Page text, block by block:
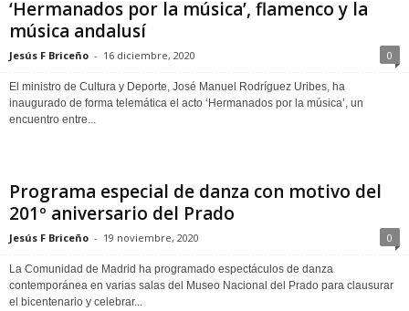
‘Hermanados por la música’, flamenco y la
música andalusí
Jesús F Briceño - 16 diciembre, 2020 0
El ministro de Cultura y Deporte, José Manuel Rodríguez Uribes, ha
inaugurado de forma telemática el acto ‘Hermanados por la música’, un
encuentro entre...
Programa especial de danza con motivo del
201º aniversario del Prado
Jesús F Briceño - 19 noviembre, 2020 0
La Comunidad de Madrid ha programado espectáculos de danza
contemporánea en varias salas del Museo Nacional del Prado para clausurar
el bicentenario y celebrar...